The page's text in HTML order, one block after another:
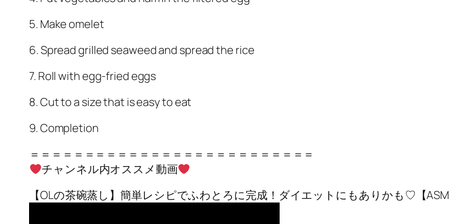
5. Make omelet
6. Spread grilled seaweed and spread the rice
7. Roll with egg-fried eggs
8. Cut to a size that is easy to eat
9. Completion
＝＝＝＝＝＝＝＝＝＝＝＝＝＝＝＝＝＝＝＝＝＝＝＝＝＝
チャンネル内オススメ動画
【OLの茶碗蒸し】簡単レシピでふわとろに完成！ダイエットにもありかも♡【